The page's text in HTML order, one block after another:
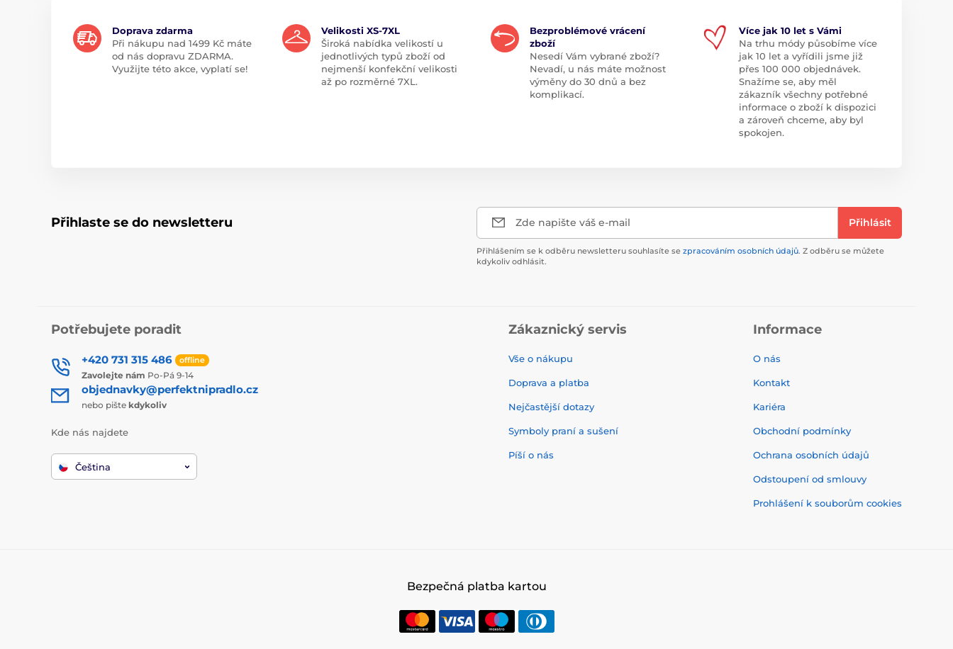
Doprava zdarma
Při nákupu nad 1499 Kč máte
od nás dopravu ZDARMA.
Využijte této akce, vyplatí se!
Velikosti XS-7XL
Široká nabídka velikostí u
jednotlivých typů zboží od
nejmenší konfekční velikosti
až po rozměrné 7XL.
Bezproblémové vrácení
zboží
Nesedí Vám vybrané zboží?
Nevadí, u nás máte možnost
výměny do 30 dnů a bez
komplikací.
Více jak 10 let s Vámi
Na trhu módy působíme více
jak 10 let a vyřídili jsme již
přes 100 000 objednávek.
Snažíme se, aby měl
zákazník všechny potřebné
informace o zboží k dispozici
a zároveň chceme, aby byl
spokojen.
Přihlaste se do newsletteru Zde napište váš e-mail Přihlásit
Přihlášením se k odběru newsletteru souhlasíte se zpracováním osobních údajů. Z odběru se můžete
kdykoliv odhlásit.
Potřebujete poradit
+420 731 315 486 offline
Zavolejte nám Po-Pá 9-14
objednavky@perfektnipradlo.cz
nebo pište kdykoliv
Kde nás najdete
Čeština
Zákaznický servis
Vše o nákupu
Doprava a platba
Nejčastější dotazy
Symboly praní a sušení
Píší o nás
Informace
O nás
Kontakt
Kariéra
Obchodní podmínky
Ochrana osobních údajů
Odstoupení od smlouvy
Prohlášení k souborům cookies
Bezpečná platba kartou